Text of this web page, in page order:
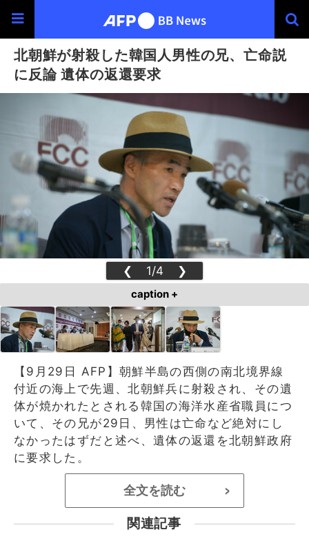
北朝鮮が射殺した韓国人男性の兄、亡命説
に反論 遺体の返還要求
❮ 1/4 ❯
caption +
【9月29日 AFP】朝鮮半島の西側の南北境界線
付近の海上で先週、北朝鮮兵に射殺され、その遺
体が焼かれたとされる韓国の海洋水産省職員につ
いて、その兄が29日、男性は亡命など絶対にし
なかったはずだと述べ、遺体の返還を北朝鮮政府
に要求した。
全文を読む >
関連記事